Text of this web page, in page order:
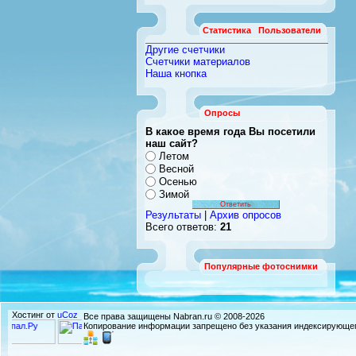
Статистика Пользователи
Другие счетчики
Счетчики материалов
Наша кнопка
Опросы
В какое время года Вы посетили
наш сайт?
Летом
Весной
Осенью
Зимой
Результаты
Архив опросов
Всего ответов: 21
Популярные фотоснимки
Хостинг от uCoz
Все права защищены Nabran.ru © 2008-2026
Копирование информации запрещено без указания